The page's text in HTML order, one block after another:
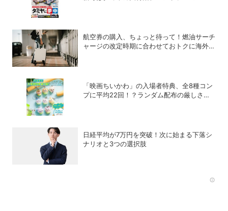
航空券の購入、ちょっと待って！燃油サーチ
ャージの改定時期に合わせておトクに海外航
「映画ちいかわ」の入場者特典、全8種コン
プに平均22回！？ランダム配布の厳しさに
日経平均が7万円を突破！次に始まる下落シ
ナリオと3つの選択肢